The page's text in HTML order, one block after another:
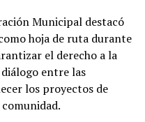
Municipal destacó
hoja de ruta durante
el derecho a la
entre las
los proyectos de